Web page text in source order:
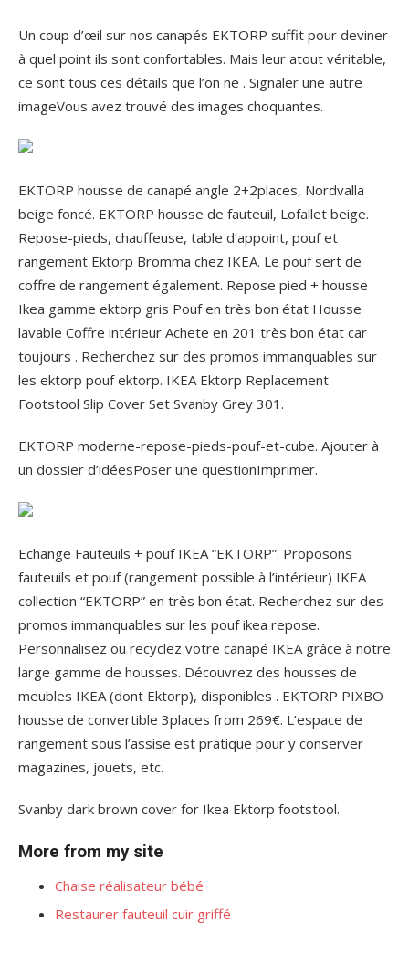
Un coup d’œil sur nos canapés EKTORP suffit pour deviner
à quel point ils sont confortables. Mais leur atout véritable,
ce sont tous ces détails que l’on ne . Signaler une autre
imageVous avez trouvé des images choquantes.
EKTORP housse de canapé angle 2+2places, Nordvalla
beige foncé. EKTORP housse de fauteuil, Lofallet beige.
Repose-pieds, chauffeuse, table d’appoint, pouf et
rangement Ektorp Bromma chez IKEA. Le pouf sert de
coffre de rangement également. Repose pied + housse
Ikea gamme ektorp gris Pouf en très bon état Housse
lavable Coffre intérieur Achete en 201 très bon état car
toujours . Recherchez sur des promos immanquables sur
les ektorp pouf ektorp. IKEA Ektorp Replacement
Footstool Slip Cover Set Svanby Grey 301.
EKTORP moderne-repose-pieds-pouf-et-cube. Ajouter à
un dossier d’idéesPoser une questionImprimer.
Echange Fauteuils + pouf IKEA “EKTORP”. Proposons
fauteuils et pouf (rangement possible à l’intérieur) IKEA
collection “EKTORP” en très bon état. Recherchez sur des
promos immanquables sur les pouf ikea repose.
Personnalisez ou recyclez votre canapé IKEA grâce à notre
large gamme de housses. Découvrez des housses de
meubles IKEA (dont Ektorp), disponibles . EKTORP PIXBO
housse de convertible 3places from 269€. L’espace de
rangement sous l’assise est pratique pour y conserver
magazines, jouets, etc.
Svanby dark brown cover for Ikea Ektorp footstool.
More from my site
Chaise réalisateur bébé
Restaurer fauteuil cuir griffé